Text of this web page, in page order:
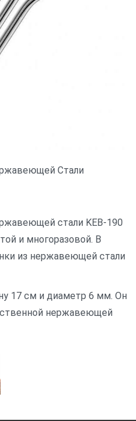
Стали
стали KEB-190
и многоразовой. В
из нержавеющей стали
17 см и диаметр 6 мм. Он
нержавеющей